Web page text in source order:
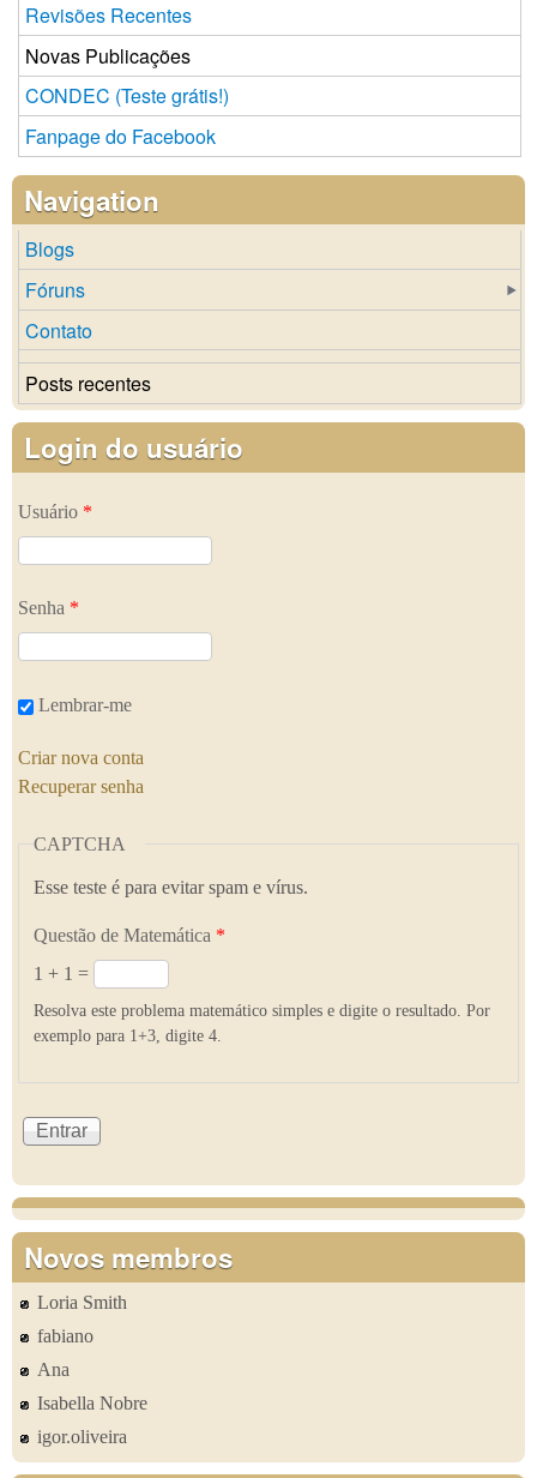
Revisões Recentes
Novas Publicações
CONDEC (Teste grátis!)
Fanpage do Facebook
Navigation
Blogs
Fóruns
Contato
Posts recentes
Login do usuário
Usuário *
Senha *
Lembrar-me
Criar nova conta
Recuperar senha
CAPTCHA
Esse teste é para evitar spam e vírus.
Questão de Matemática *
1 + 1 =
Resolva este problema matemático simples e digite o resultado. Por
exemplo para 1+3, digite 4.
Novos membros
Loria Smith
fabiano
Ana
Isabella Nobre
igor.oliveira